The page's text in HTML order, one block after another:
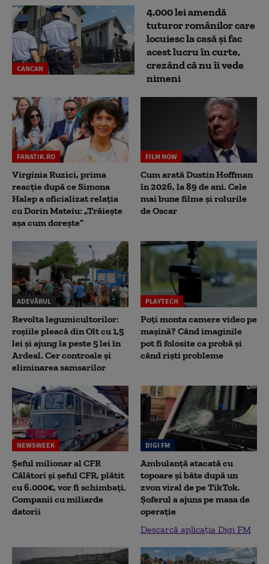
CANCAN
4.000 lei amendă
tuturor românilor care
locuiesc la casă și fac
acest lucru în curte,
crezând că nu îi vede
nimeni
FANATIK.RO
Virginia Ruzici, prima
reacție după ce Simona
Halep a oficializat relația
cu Dorin Mateiu: „Trăiește
așa cum dorește”
FILM NOW
Cum arată Dustin Hoffman
în 2026, la 89 de ani. Cele
mai bune filme și rolurile
de Oscar
ADEVĂRUL
Revolta legumicultorilor:
roșiile pleacă din Olt cu 1,5
lei și ajung la peste 5 lei în
Ardeal. Cer controale și
eliminarea samsarilor
PLAYTECH
Poți monta camere video pe
mașină? Când imaginile
pot fi folosite ca probă și
când riști probleme
NEWSWEEK
Șeful milionar al CFR
Călători și șeful CFR, plătit
cu 6.000€, vor fi schimbați.
Companii cu miliarde
datorii
DIGI FM
Ambulanță atacată cu
topoare și bâte după un
zvon viral de pe TikTok.
Șoferul a ajuns pe masa de
operație
Descarcă aplicația Digi FM